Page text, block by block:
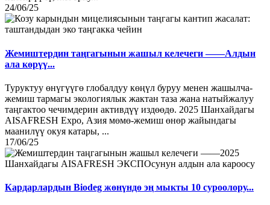
24/06/25
Жемиштердин таңгагынын жашыл келечеги ——Алдын
ала көрүү...
Туруктуу өнүгүүгө глобалдуу көңүл буруу менен жашылча-
жемиш тармагы экологиялык жактан таза жана натыйжалуу
таңгактоо чечимдерин активдүү издөөдө. 2025 Шанхайдагы
AISAFRESH Expo, Азия мөмө-жемиш өнөр жайындагы
маанилүү окуя катары, ...
17/06/25
Кардарлардын Biodeg жөнүндө эң мыкты 10 суроолору...